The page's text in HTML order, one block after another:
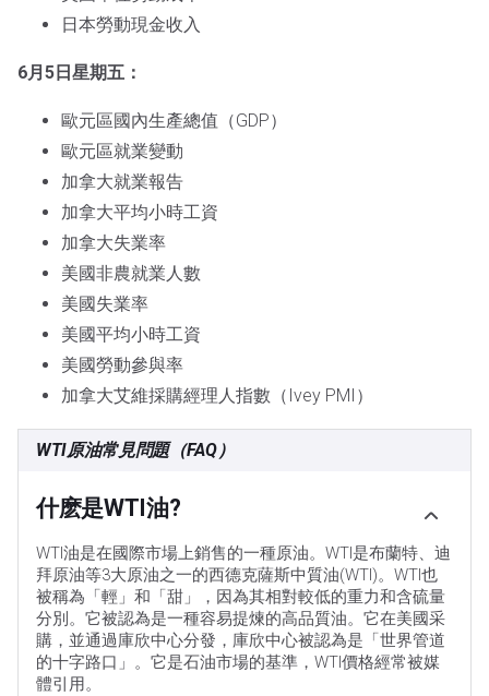
日本勞動現金收入
6月5日星期五：
歐元區國內生產總值（GDP）
歐元區就業變動
加拿大就業報告
加拿大平均小時工資
加拿大失業率
美國非農就業人數
美國失業率
美國平均小時工資
美國勞動參與率
加拿大艾維採購經理人指數（Ivey PMI）
WTI原油常見問題（FAQ）
什麽是WTI油?
WTI油是在國際市場上銷售的一種原油。WTI是布蘭特、迪
拜原油等3大原油之一的西德克薩斯中質油(WTI)。WTI也
被稱為「輕」和「甜」，因為其相對較低的重力和含硫量
分別。它被認為是一種容易提煉的高品質油。它在美國采
購，並通過庫欣中心分發，庫欣中心被認為是「世界管道
的十字路口」。它是石油市場的基準，WTI價格經常被媒
體引用。